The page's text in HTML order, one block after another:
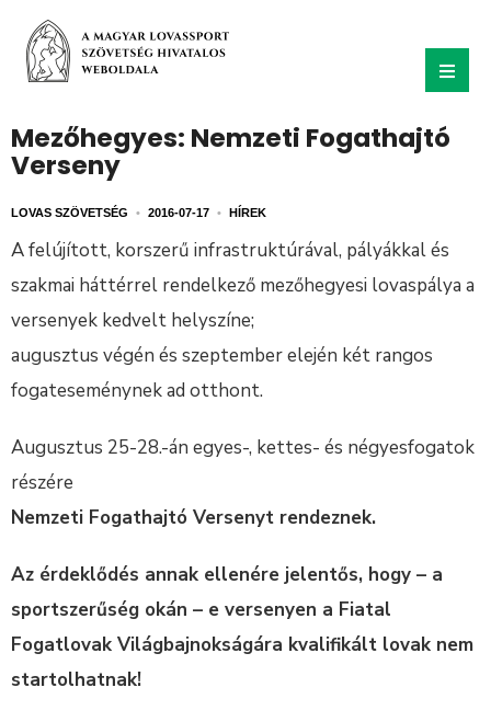
Mezőhegyes: Nemzeti Fogathajtó
Verseny
LOVAS SZÖVETSÉG • 2016-07-17 • HÍREK
A felújított, korszerű infrastruktúrával, pályákkal és
szakmai háttérrel rendelkező mezőhegyesi lovaspálya a
versenyek kedvelt helyszíne;
augusztus végén és szeptember elején két rangos
fogateseménynek ad otthont.
Augusztus 25-28.-án egyes-, kettes- és négyesfogatok
részére
Nemzeti Fogathajtó Versenyt rendeznek.
Az érdeklődés annak ellenére jelentős, hogy – a
sportszerűség okán – e versenyen a Fiatal
Fogatlovak Világbajnokságára kvalifikált lovak nem
startolhatnak!